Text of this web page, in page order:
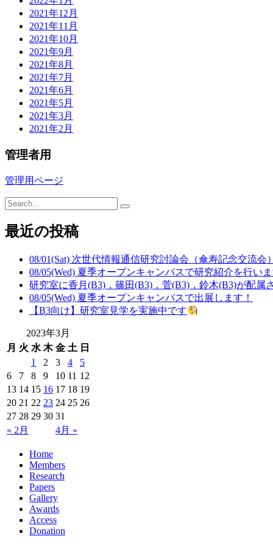
2021年12月
2021年11月
2021年10月
2021年9月
2021年8月
2021年7月
2021年6月
2021年5月
2021年3月
2021年2月
管理者用
管理用ページ
最近の投稿
08/01(Sat) 次世代情報通信研究討論会（傘寿記念交流会
08/05(Wed) 夏季オープンキャンパスで研究紹介を行いま
研究室に香月(B3)，篠田(B3)，菅(B3)，鈴木(B3)が配属
08/05(Wed) 夏季オープンキャンパスで出展します！
【B3向け】研究室見学を実施中です
2023年3月
月 火 水 木 金 土 日
« 2月 4月 »
1 2 3 4
5
6
7 8 9 10 11 12
13 14 15 16 17 18 19
20 21 22 23 24 25 26
27 28 29 30 31
Home
Members
Research
Papers
Gallery
Awards
Access
Donation